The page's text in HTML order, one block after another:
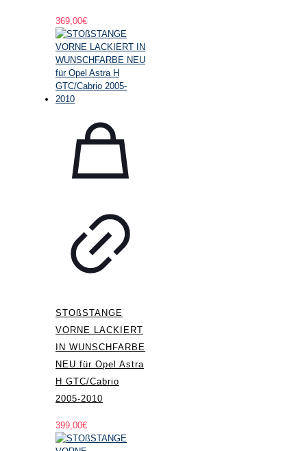
369,00€
STOßSTANGE
VORNE LACKIERT
IN WUNSCHFARBE
NEU für Opel Astra
H GTC/Cabrio
2005-2010
399,00€